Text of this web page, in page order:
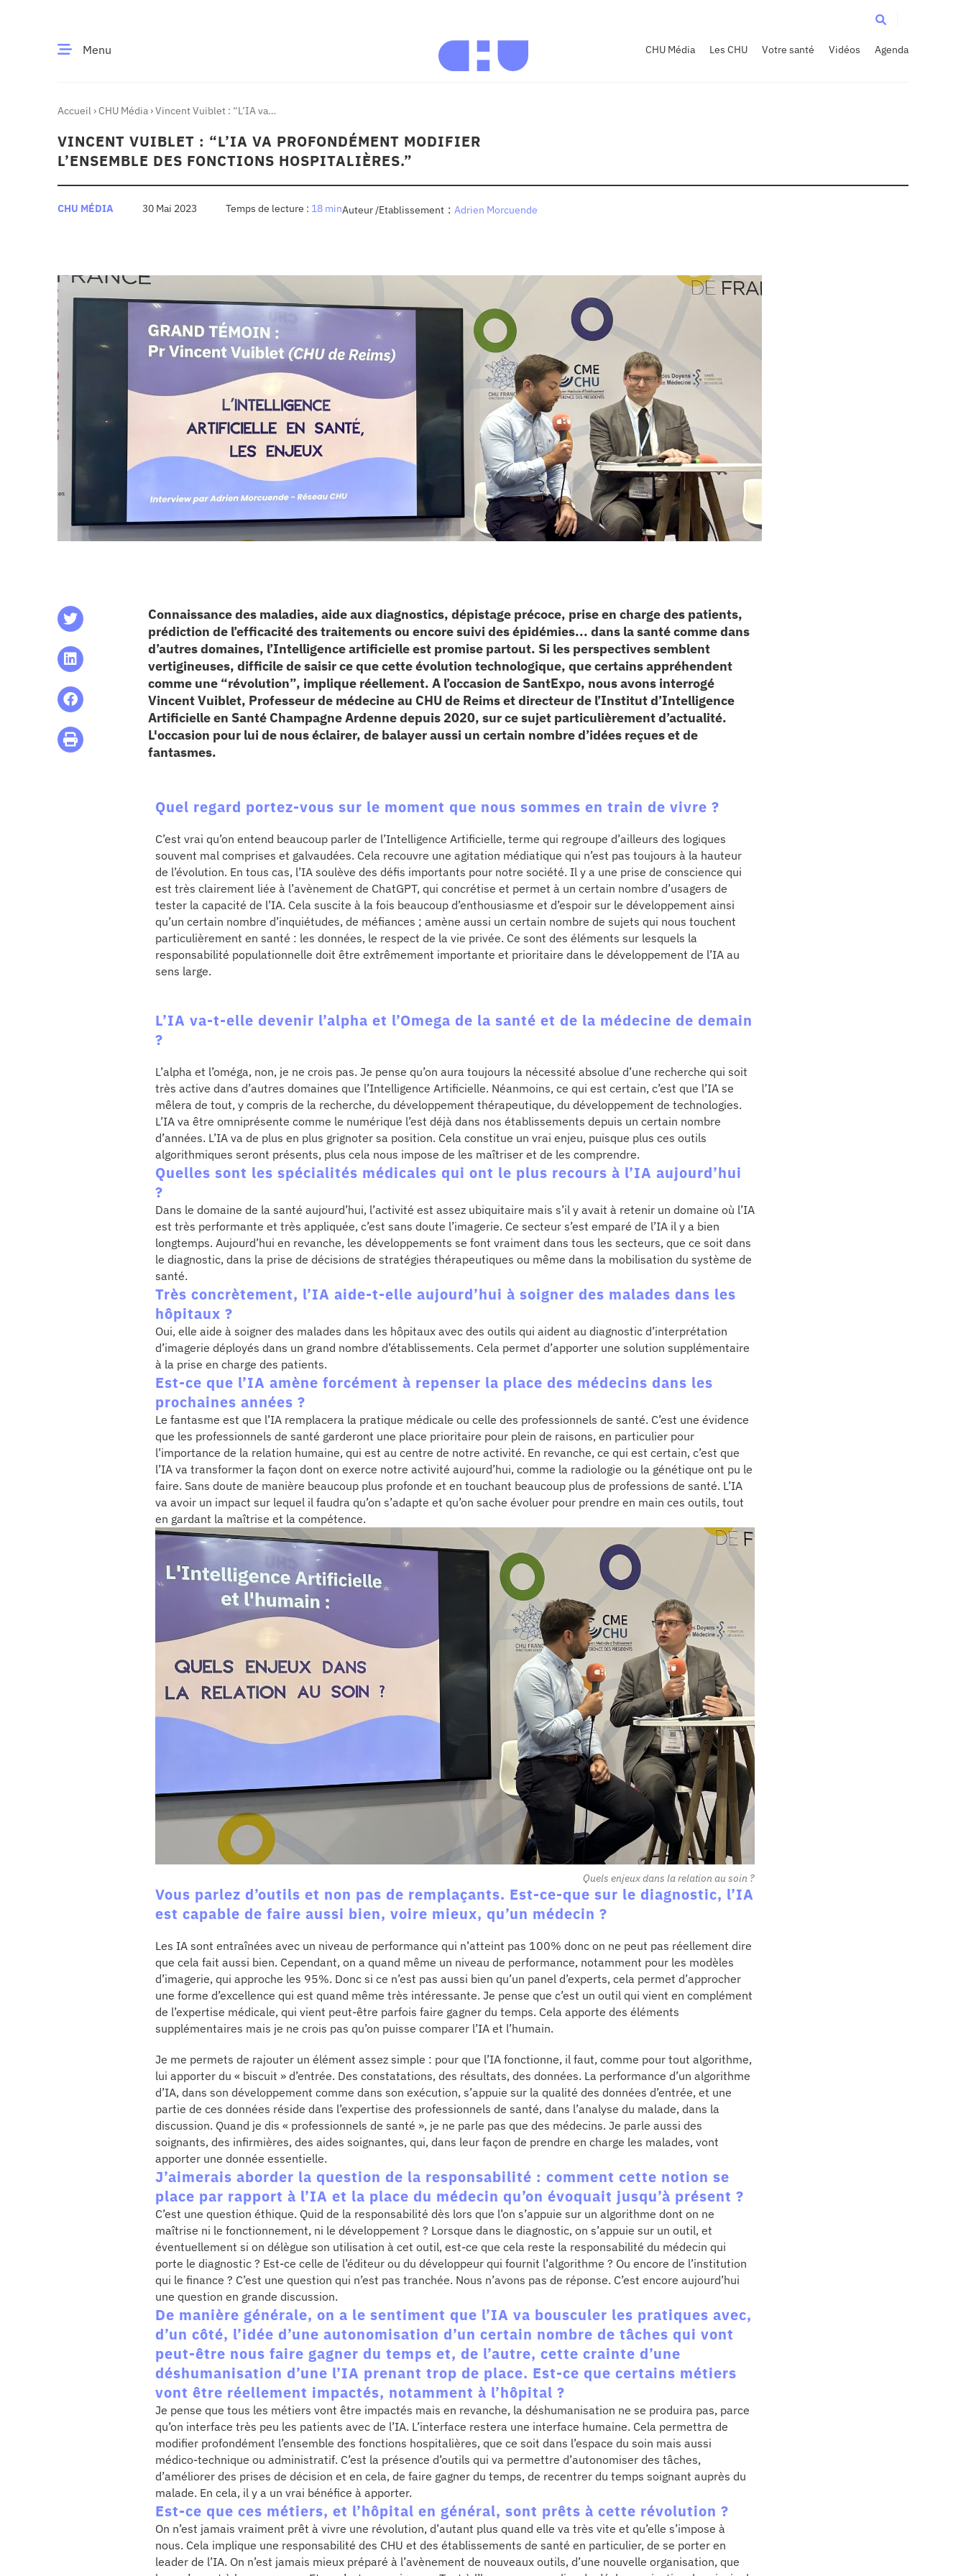
Menu CHU Média Les CHU Votre santé Vidéos Agenda
MOMENT
ce qu’un CHU ?
des CHU
& patrimoine
écologique
Accueil › CHU Média ›Vincent Vuiblet : “L’IA va
hospitalières.”
VINCENT VUIBLET : “L’IA VA PROFONDÉMENT MODIFIER
L’ENSEMBLE DES FONCTIONS HOSPITALIÈRES.”
CHU MÉDIA 30 Mai 2023 18 minAuteur /Etablissement : Adrien Morcuende
Connaissance des maladies, aide aux diagnostics, dépistage précoce, prise en charge des patients,
prédiction de l’efficacité des traitements ou encore suivi des épidémies... dans la santé comme dans
d’autres domaines, l’Intelligence artificielle est promise partout. Si les perspectives semblent
vertigineuses, difficile de saisir ce que cette évolution technologique, que certains appréhendent
comme une “révolution”, implique réellement. A l’occasion de SantExpo, nous avons interrogé
Vincent Vuiblet, Professeur de médecine au CHU de Reims et directeur de l’Institut d’Intelligence
Artificielle en Santé Champagne Ardenne depuis 2020, sur ce sujet particulièrement d’actualité.
L'occasion pour lui de nous éclairer, de balayer aussi un certain nombre d’idées reçues et de
fantasmes.
Quel regard portez-vous sur le moment que nous sommes en train de vivre ?
C’est vrai qu’on entend beaucoup parler de l’Intelligence Artificielle, terme qui regroupe d’ailleurs des logiques
souvent mal comprises et galvaudées. Cela recouvre une agitation médiatique qui n’est pas toujours à la hauteur
de l’évolution. En tous cas, l’IA soulève des défis importants pour notre société. Il y a une prise de conscience qui
est très clairement liée à l’avènement de ChatGPT, qui concrétise et permet à un certain nombre d’usagers de
tester la capacité de l’IA. Cela suscite à la fois beaucoup d’enthousiasme et d’espoir sur le développement ainsi
qu’un certain nombre d’inquiétudes, de méfiances ; amène aussi un certain nombre de sujets qui nous touchent
particulièrement en santé : les données, le respect de la vie privée. Ce sont des éléments sur lesquels la
responsabilité populationnelle doit être extrêmement importante et prioritaire dans le développement de l’IA au
sens large.
L’IA va-t-elle devenir l’alpha et l’Omega de la santé et de la médecine de demain
?
L’alpha et l’oméga, non, je ne crois pas. Je pense qu’on aura toujours la nécessité absolue d’une recherche qui soit
très active dans d’autres domaines que l’Intelligence Artificielle. Néanmoins, ce qui est certain, c’est que l’IA se
mêlera de tout, y compris de la recherche, du développement thérapeutique, du développement de technologies.
L’IA va être omniprésente comme le numérique l’est déjà dans nos établissements depuis un certain nombre
d’années. L’IA va de plus en plus grignoter sa position. Cela constitue un vrai enjeu, puisque plus ces outils
algorithmiques seront présents, plus cela nous impose de les maîtriser et de les comprendre.
Quelles sont les spécialités médicales qui ont le plus recours à l’IA aujourd’hui
?
Dans le domaine de la santé aujourd’hui, l’activité est assez ubiquitaire mais s’il y avait à retenir un domaine où l’IA
est très performante et très appliquée, c’est sans doute l’imagerie. Ce secteur s’est emparé de l’IA il y a bien
longtemps. Aujourd’hui en revanche, les développements se font vraiment dans tous les secteurs, que ce soit dans
le diagnostic, dans la prise de décisions de stratégies thérapeutiques ou même dans la mobilisation du système de
santé.
Très concrètement, l’IA aide-t-elle aujourd’hui à soigner des malades dans les
hôpitaux ?
Oui, elle aide à soigner des malades dans les hôpitaux avec des outils qui aident au diagnostic d’interprétation
d’imagerie déployés dans un grand nombre d’établissements. Cela permet d’apporter une solution supplémentaire
à la prise en charge des patients.
Est-ce que l’IA amène forcément à repenser la place des médecins dans les
prochaines années ?
Le fantasme est que l’IA remplacera la pratique médicale ou celle des professionnels de santé. C’est une évidence
que les professionnels de santé garderont une place prioritaire pour plein de raisons, en particulier pour
l’importance de la relation humaine, qui est au centre de notre activité. En revanche, ce qui est certain, c’est que
l’IA va transformer la façon dont on exerce notre activité aujourd’hui, comme la radiologie ou la génétique ont pu le
faire. Sans doute de manière beaucoup plus profonde et en touchant beaucoup plus de professions de santé. L’IA
va avoir un impact sur lequel il faudra qu’on s’adapte et qu’on sache évoluer pour prendre en main ces outils, tout
en gardant la maîtrise et la compétence.
Quels enjeux dans la relation au soin ?
Vous parlez d’outils et non pas de remplaçants. Est-ce-que sur le diagnostic, l’IA
est capable de faire aussi bien, voire mieux, qu’un médecin ?
Les IA sont entraînées avec un niveau de performance qui n’atteint pas 100% donc on ne peut pas réellement dire
que cela fait aussi bien. Cependant, on a quand même un niveau de performance, notamment pour les modèles
d’imagerie, qui approche les 95%. Donc si ce n’est pas aussi bien qu’un panel d’experts, cela permet d’approcher
une forme d’excellence qui est quand même très intéressante. Je pense que c’est un outil qui vient en complément
de l’expertise médicale, qui vient peut-être parfois faire gagner du temps. Cela apporte des éléments
supplémentaires mais je ne crois pas qu’on puisse comparer l’IA et l’humain.
Je me permets de rajouter un élément assez simple : pour que l’IA fonctionne, il faut, comme pour tout algorithme,
lui apporter du « biscuit » d’entrée. Des constatations, des résultats, des données. La performance d’un algorithme
d’IA, dans son développement comme dans son exécution, s’appuie sur la qualité des données d’entrée, et une
partie de ces données réside dans l’expertise des professionnels de santé, dans l’analyse du malade, dans la
discussion. Quand je dis « professionnels de santé », je ne parle pas que des médecins. Je parle aussi des
soignants, des infirmières, des aides soignantes, qui, dans leur façon de prendre en charge les malades, vont
apporter une donnée essentielle.
J’aimerais aborder la question de la responsabilité : comment cette notion se
place par rapport à l’IA et la place du médecin qu’on évoquait jusqu’à présent ?
C’est une question éthique. Quid de la responsabilité dès lors que l’on s’appuie sur un algorithme dont on ne
maîtrise ni le fonctionnement, ni le développement ? Lorsque dans le diagnostic, on s’appuie sur un outil, et
éventuellement si on délègue son utilisation à cet outil, est-ce que cela reste la responsabilité du médecin qui
porte le diagnostic ? Est-ce celle de l’éditeur ou du développeur qui fournit l’algorithme ? Ou encore de l’institution
qui le finance ? C’est une question qui n’est pas tranchée. Nous n’avons pas de réponse. C’est encore aujourd’hui
une question en grande discussion.
De manière générale, on a le sentiment que l’IA va bousculer les pratiques avec,
d’un côté, l’idée d’une autonomisation d’un certain nombre de tâches qui vont
peut-être nous faire gagner du temps et, de l’autre, cette crainte d’une
déshumanisation d’une l’IA prenant trop de place. Est-ce que certains métiers
vont être réellement impactés, notamment à l’hôpital ?
Je pense que tous les métiers vont être impactés mais en revanche, la déshumanisation ne se produira pas, parce
qu’on interface très peu les patients avec de l’IA. L’interface restera une interface humaine. Cela permettra de
modifier profondément l’ensemble des fonctions hospitalières, que ce soit dans l’espace du soin mais aussi
médico-technique ou administratif. C’est la présence d’outils qui va permettre d’autonomiser des tâches,
d’améliorer des prises de décision et en cela, de faire gagner du temps, de recentrer du temps soignant auprès du
malade. En cela, il y a un vrai bénéfice à apporter.
Est-ce que ces métiers, et l’hôpital en général, sont prêts à cette révolution ?
On n’est jamais vraiment prêt à vivre une révolution, d’autant plus quand elle va très vite et qu’elle s’impose à
nous. Cela implique une responsabilité des CHU et des établissements de santé en particulier, de se porter en
leader de l’IA. On n’est jamais mieux préparé à l’avènement de nouveaux outils, d’une nouvelle organisation, que